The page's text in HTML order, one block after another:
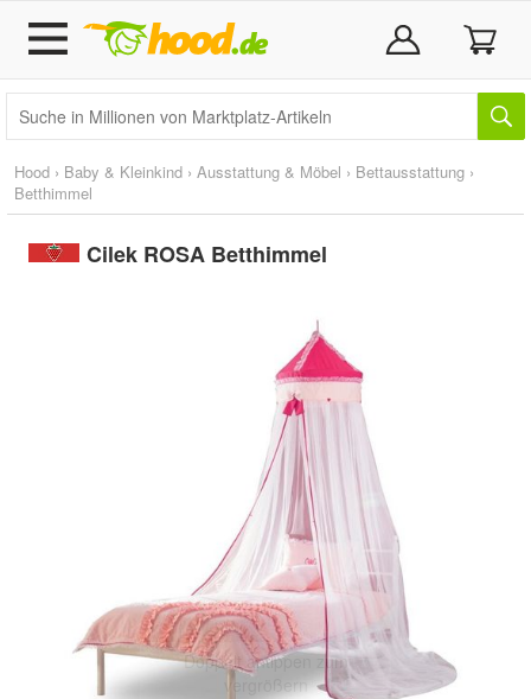
Hood › Baby & Kleinkind › Ausstattung & Möbel › Bettausstattung ›
Betthimmel
Cilek ROSA Betthimmel
Doppelt antippen zum
vergrößern